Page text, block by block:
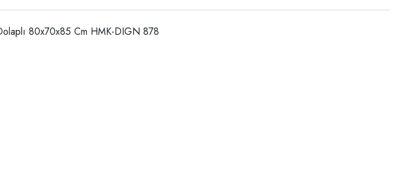
80x70x85 Cm HMK-DIGN 878